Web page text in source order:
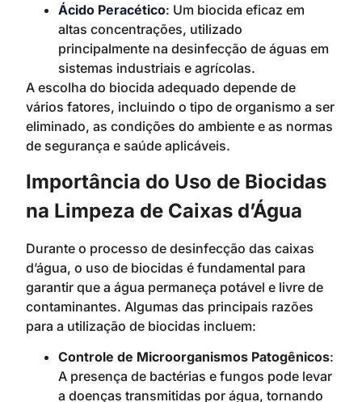
Ácido Peracético: Um biocida eficaz em
altas concentrações, utilizado
principalmente na desinfecção de águas em
sistemas industriais e agrícolas.
A escolha do biocida adequado depende de
vários fatores, incluindo o tipo de organismo a ser
eliminado, as condições do ambiente e as normas
de segurança e saúde aplicáveis.
Importância do Uso de Biocidas
na Limpeza de Caixas d’Água
Durante o processo de desinfecção das caixas
d’água, o uso de biocidas é fundamental para
garantir que a água permaneça potável e livre de
contaminantes. Algumas das principais razões
para a utilização de biocidas incluem:
Controle de Microorganismos Patogênicos:
A presença de bactérias e fungos pode levar
a doenças transmitidas por água, tornando